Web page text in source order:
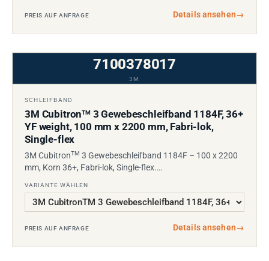
PREIS AUF ANFRAGE Details ansehen→
7100378017
3M
SCHLEIFBAND
3M CubitronTM3 Gewebeschleifband 1184F, 36+
YF weight, 100 mm x 2200 mm, Fabri-lok,
Single-flex
3M CubitronTM 3 Gewebeschleifband 1184F – 100 x 2200
mm, Korn 36+, Fabri-lok, Single-flex.…
VARIANTE WÄHLEN
PREIS AUF ANFRAGE Details ansehen→